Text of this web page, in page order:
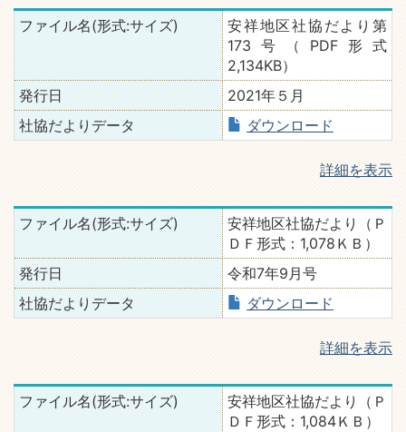
ファイル名(形式:サイズ)
安祥地区社協だより第
173号（PDF形式
2,134KB）
発行日
2021年５月
社協だよりデータ
ダウンロード
詳細を表示
ファイル名(形式:サイズ)
安祥地区社協だより（Ｐ
ＤＦ形式：1,078ＫＢ）
発行日
令和7年9月号
社協だよりデータ
ダウンロード
詳細を表示
ファイル名(形式:サイズ)
安祥地区社協だより（Ｐ
ＤＦ形式：1,084ＫＢ）